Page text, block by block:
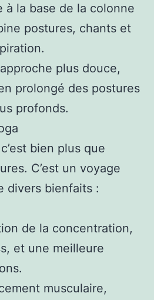
à la base de la colonne
postures, chants et
plus douce,
prolongé des postures
profonds.
bien plus que
C’est un voyage
divers bienfaits :
de la concentration,
et une meilleure
musculaire,